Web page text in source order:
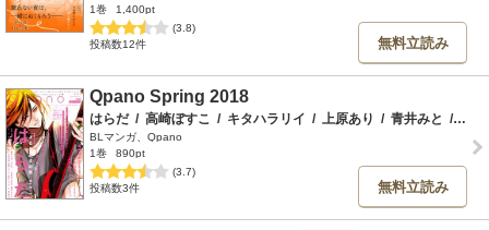
1巻
1,400pt
(3.8)
投稿数12件
無料立読み
Qpano Spring 2018
はらだ / 高崎ぼすこ / キタハラリイ / 上原あり / 青井みと / ア
BLマンガ、Qpano
1巻
890pt
(3.7)
投稿数3件
無料立読み